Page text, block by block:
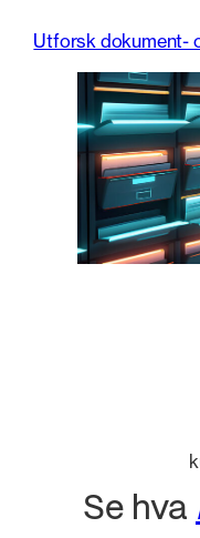
Utforsk dokument-
Se hva